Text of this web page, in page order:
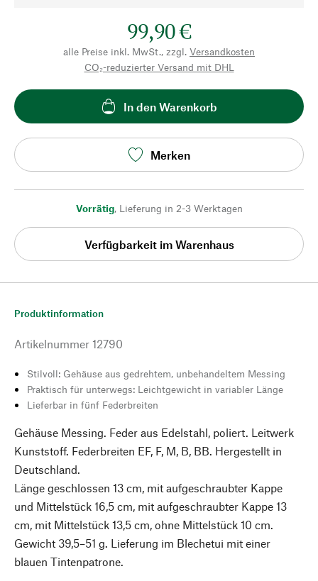
99,90 €
alle Preise inkl. MwSt., zzgl. Versandkosten
CO₂-reduzierter Versand mit DHL
In den Warenkorb
Merken
Vorrätig, Lieferung in 2-3 Werktagen
Verfügbarkeit im Warenhaus
Produktinformation
Artikelnummer 12790
Stilvoll: Gehäuse aus gedrehtem, unbehandeltem Messing
Praktisch für unterwegs: Leichtgewicht in variabler Länge
Lieferbar in fünf Federbreiten
Gehäuse Messing. Feder aus Edelstahl, poliert. Leitwerk
Kunststoff. Federbreiten EF, F, M, B, BB. Hergestellt in
Deutschland.
Länge geschlossen 13 cm, mit aufgeschraubter Kappe
und Mittelstück 16,5 cm, mit aufgeschraubter Kappe 13
cm, mit Mittelstück 13,5 cm, ohne Mittelstück 10 cm.
Gewicht 39,5–51 g. Lieferung im Blechetui mit einer
blauen Tintenpatrone.